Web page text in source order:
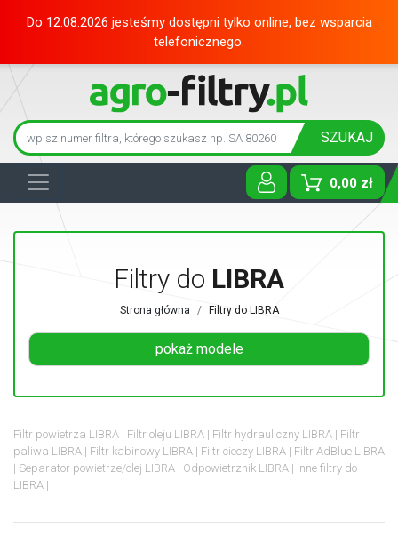
Do 12.08.2026 jesteśmy dostępni tylko online, bez wsparcia
telefonicznego.
SZUKAJ
0,00 zł
Toggle
Filtry do LIBRA
Strona główna Filtry do LIBRA
pokaż modele
Filtr powietrza LIBRA Filtr oleju LIBRA Filtr hydrauliczny LIBRA
Filtr
paliwa LIBRA
Filtr kabinowy LIBRA Filtr cieczy LIBRA
Filtr AdBlue LIBRA
Separator powietrze/olej LIBRA
Odpowietrznik LIBRA
Inne filtry do
LIBRA